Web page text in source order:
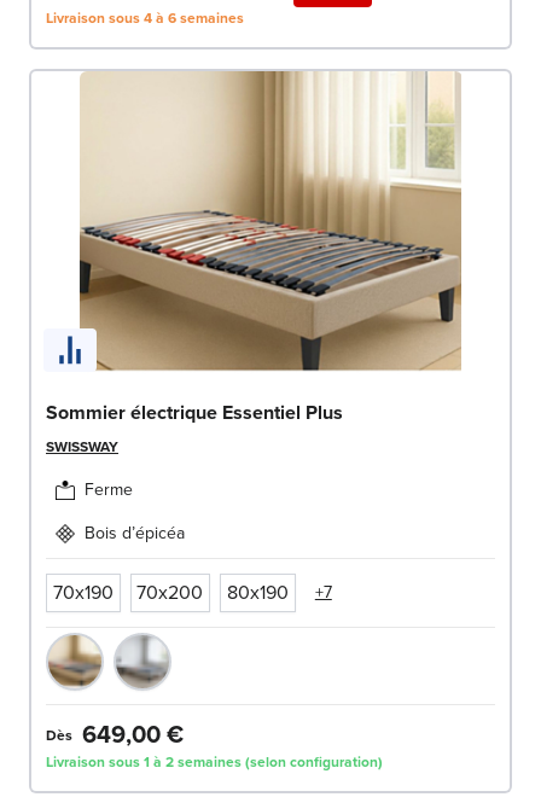
Livraison sous 4 à 6 semaines
Sommier électrique Essentiel Plus
SWISSWAY
Ferme
Bois d’épicéa
70x190 70x200 80x190 +7
Dès 649,00 €
Livraison sous 1 à 2 semaines (selon configuration)